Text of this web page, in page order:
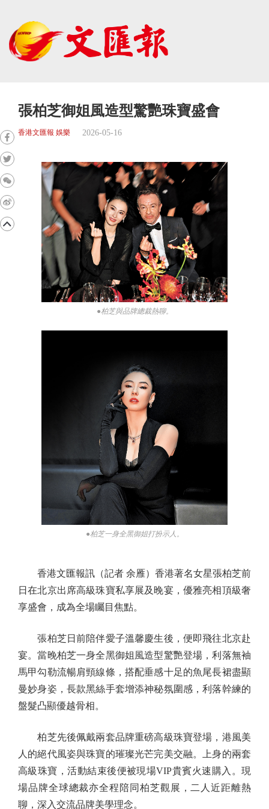
張柏芝御姐風造型驚艷珠寶盛會
香港文匯報 娛樂 2026-05-16
●柏芝與品牌總裁熱聊。
●柏芝一身全黑御姐打扮示人。
香港文匯報訊（記者 余雁）香港著名女星張柏芝前
日在北京出席高級珠寶私享展及晚宴，優雅亮相頂級奢
享盛會，成為全場矚目焦點。
張柏芝日前陪伴愛子溫馨慶生後，便即飛往北京赴
宴。當晚柏芝一身全黑御姐風造型驚艷登場，利落無袖
馬甲勾勒流暢肩頸線條，搭配垂感十足的魚尾長裙盡顯
曼妙身姿，長款黑絲手套增添神秘氛圍感，利落幹練的
盤髮凸顯優越骨相。
柏芝先後佩戴兩套品牌重磅高級珠寶登場，港風美
人的絕代風姿與珠寶的璀璨光芒完美交融。上身的兩套
高級珠寶，活動結束後便被現場VIP貴賓火速購入。現
場品牌全球總裁亦全程陪同柏芝觀展，二人近距離熱
聊，深入交流品牌美學理念。